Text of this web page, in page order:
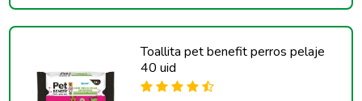
Toallita pet benefit perros pelaje
40 uid